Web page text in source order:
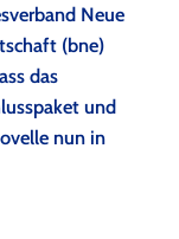
Neue
(bne)
das
und
nun in